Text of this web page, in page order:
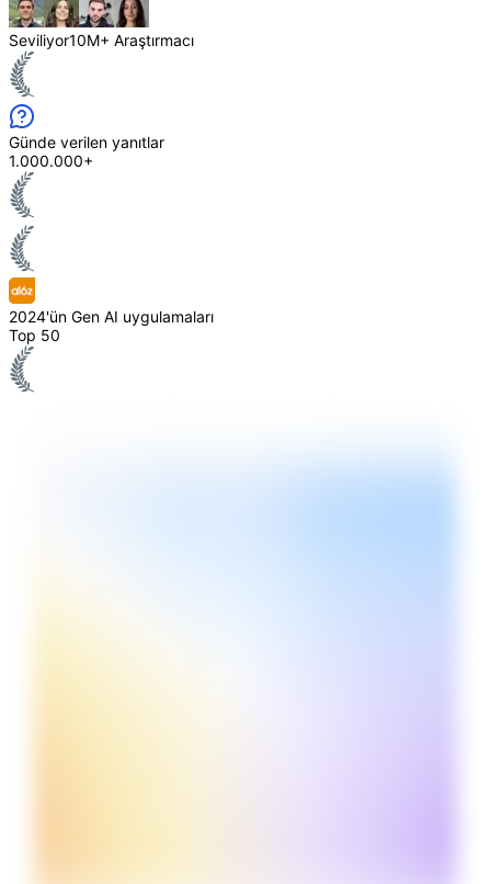
Seviliyor10M+ Araştırmacı
Günde verilen yanıtlar
1.000.000+
2024'ün Gen AI uygulamaları
Top 50